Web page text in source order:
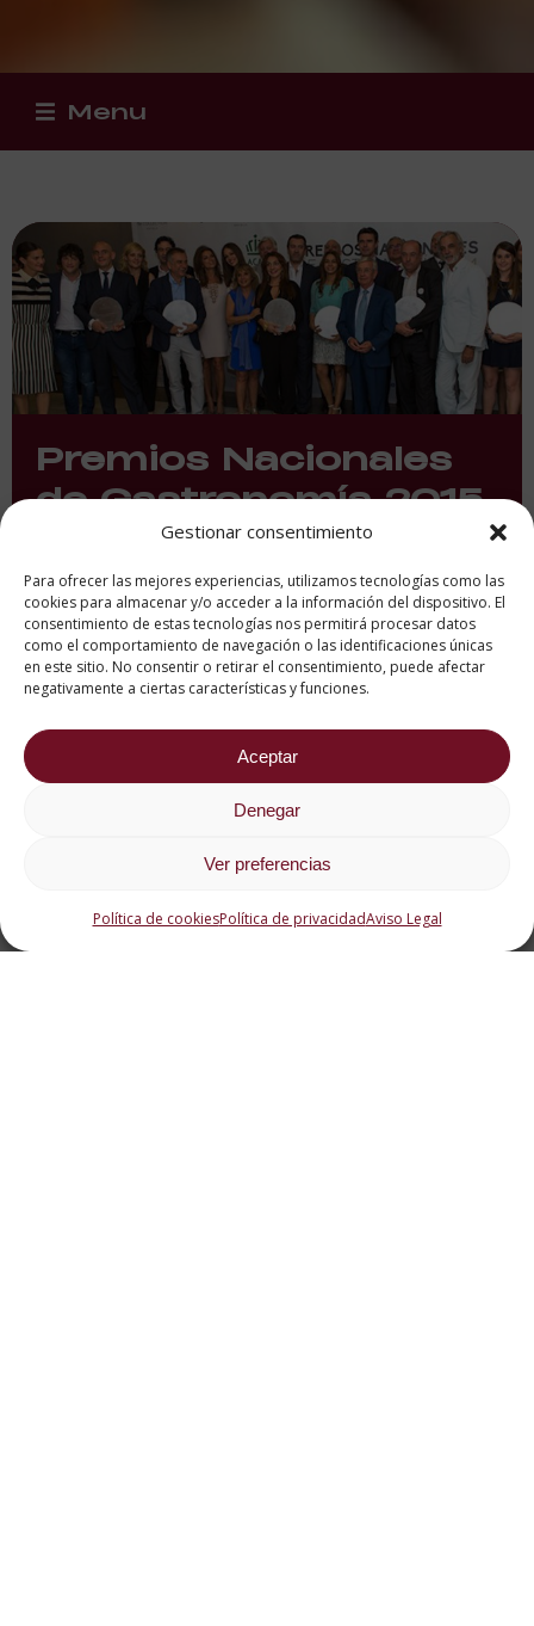
Gestionar consentimiento
Para ofrecer las mejores experiencias, utilizamos tecnologías como las
cookies para almacenar y/o acceder a la información del dispositivo. El
consentimiento de estas tecnologías nos permitirá procesar datos
como el comportamiento de navegación o las identificaciones únicas
en este sitio. No consentir o retirar el consentimiento, puede afectar
negativamente a ciertas características y funciones.
Aceptar
Denegar
Ver preferencias
Política de cookiesPolítica de privacidadAviso Legal
Menu
Premios Nacionales
de Gastronomía 2015
Smoothies, una
buena opción